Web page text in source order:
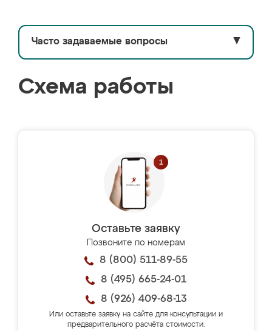
Часто задаваемые вопросы ▼
Схема работы
Оставьте заявку
Позвоните по номерам
8 (800) 511-89-55
8 (495) 665-24-01
8 (926) 409-68-13
Или оставьте заявку на сайте для консультации и
предварительного расчёта стоимости.